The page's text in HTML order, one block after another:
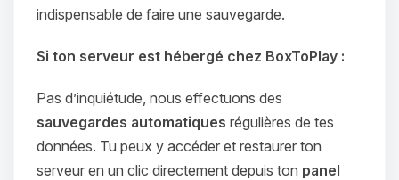
indispensable de faire une sauvegarde.
Si ton serveur est hébergé chez BoxToPlay :
Pas d’inquiétude, nous effectuons des
sauvegardes automatiques régulières de tes
données. Tu peux y accéder et restaurer ton
serveur en un clic directement depuis ton panel